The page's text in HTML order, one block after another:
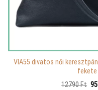
VIA55 divatos női
fekete
12790Ft